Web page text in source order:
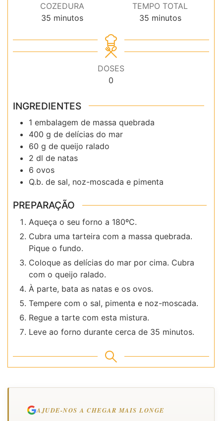
COZEDURA
35minutos
minutos
TEMPO TOTAL
35minutos
minutos
DOSES
0
INGREDIENTES
1 embalagem de massa quebrada
400 g de delícias do mar
60 g de queijo ralado
2 dl de natas
6 ovos
Q.b. de sal, noz-moscada e pimenta
PREPARAÇÃO
Aqueça o seu forno a 180ºC.
Cubra uma tarteira com a massa quebrada.
Pique o fundo.
Coloque as delícias do mar por cima. Cubra
com o queijo ralado.
À parte, bata as natas e os ovos.
Tempere com o sal, pimenta e noz-moscada.
Regue a tarte com esta mistura.
Leve ao forno durante cerca de 35 minutos.
AJUDE-NOS A CHEGAR MAIS LONGE